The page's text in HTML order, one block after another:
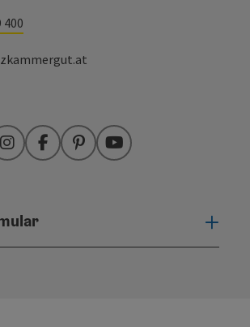
400
InstagramFacebookPinterestYouTube